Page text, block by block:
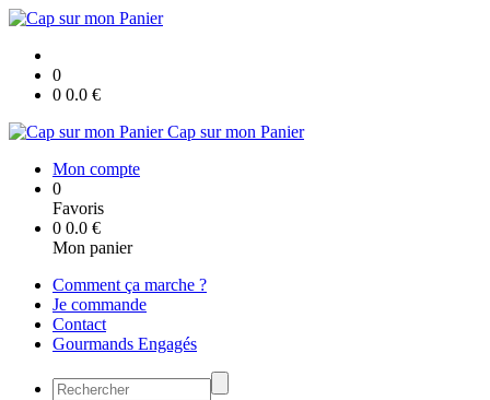
0
0 0.0 €
Cap sur mon Panier
Mon compte
0
Favoris
0 0.0 €
Mon panier
Comment ça marche ?
Je commande
Contact
Gourmands Engagés